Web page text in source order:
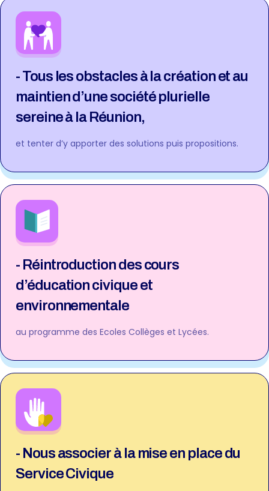
- Tous les obstacles à la création et au
maintien d’une société plurielle
sereine à la Réunion,
et tenter d’y apporter des solutions puis propositions.
- Réintroduction des cours
d’éducation civique et
environnementale
au programme des Ecoles Collèges et Lycées.
- Nous associer à la mise en place du
Service Civique